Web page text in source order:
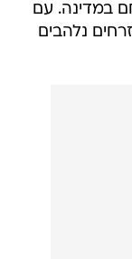
במדינה. עם
נלהבים